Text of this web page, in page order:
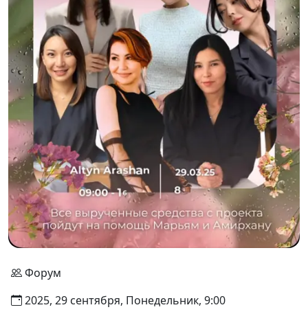
Форум
2025, 29 сентября, Понедельник, 9:00